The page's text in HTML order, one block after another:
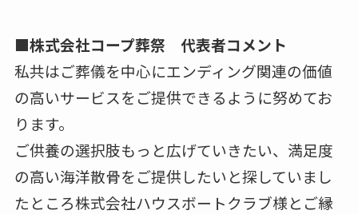
■株式会社コープ葬祭 代表者コメント
私共はご葬儀を中心にエンディング関連の価値
の高いサービスをご提供できるように努めてお
ります。
ご供養の選択肢もっと広げていきたい、満足度
の高い海洋散骨をご提供したいと探していまし
たところ株式会社ハウスボートクラブ様とご縁